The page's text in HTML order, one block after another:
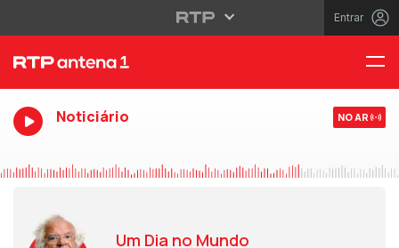
Entrar
Noticiário NO AR
Um Dia no Mundo